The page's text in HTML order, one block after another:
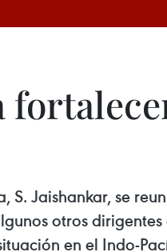
S. Jaishankar, se
otros
en el Indo-